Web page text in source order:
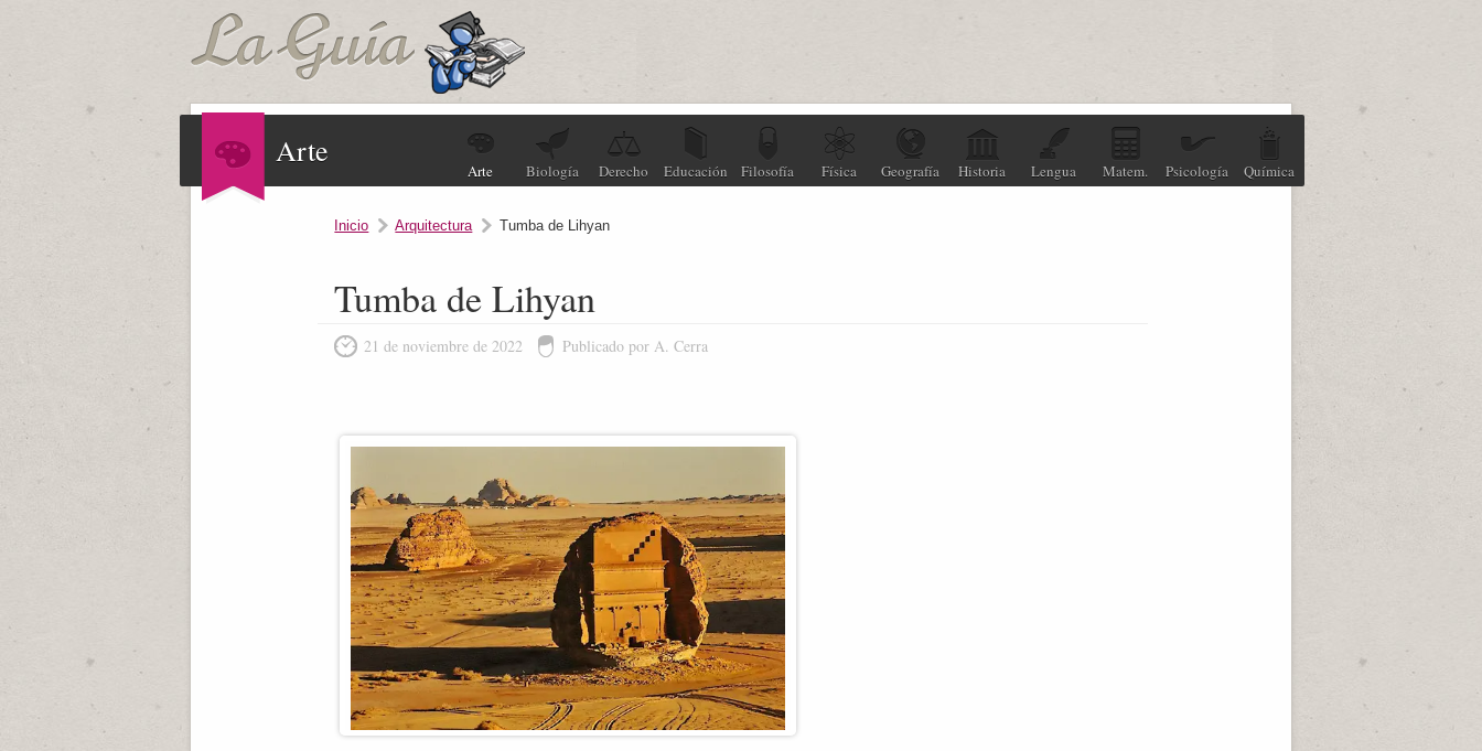
Arte
Arte Biología Derecho Educación Filosofía Física Geografía Historia Lengua Matem. Psicología Química
Inicio Arquitectura Tumba de Lihyan
Tumba de Lihyan
21 de noviembre de 2022 Publicado por A. Cerra